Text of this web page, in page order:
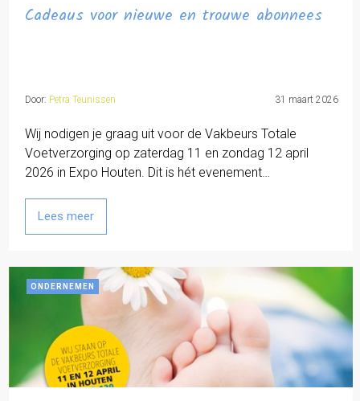
Cadeaus voor nieuwe en trouwe abonnees
Door: Petra Teunissen 31 maart 2026
Wij nodigen je graag uit voor de Vakbeurs Totale
Voetverzorging op zaterdag 11 en zondag 12 april
2026 in Expo Houten. Dit is hét evenement…
Lees meer
ONDERNEMEN